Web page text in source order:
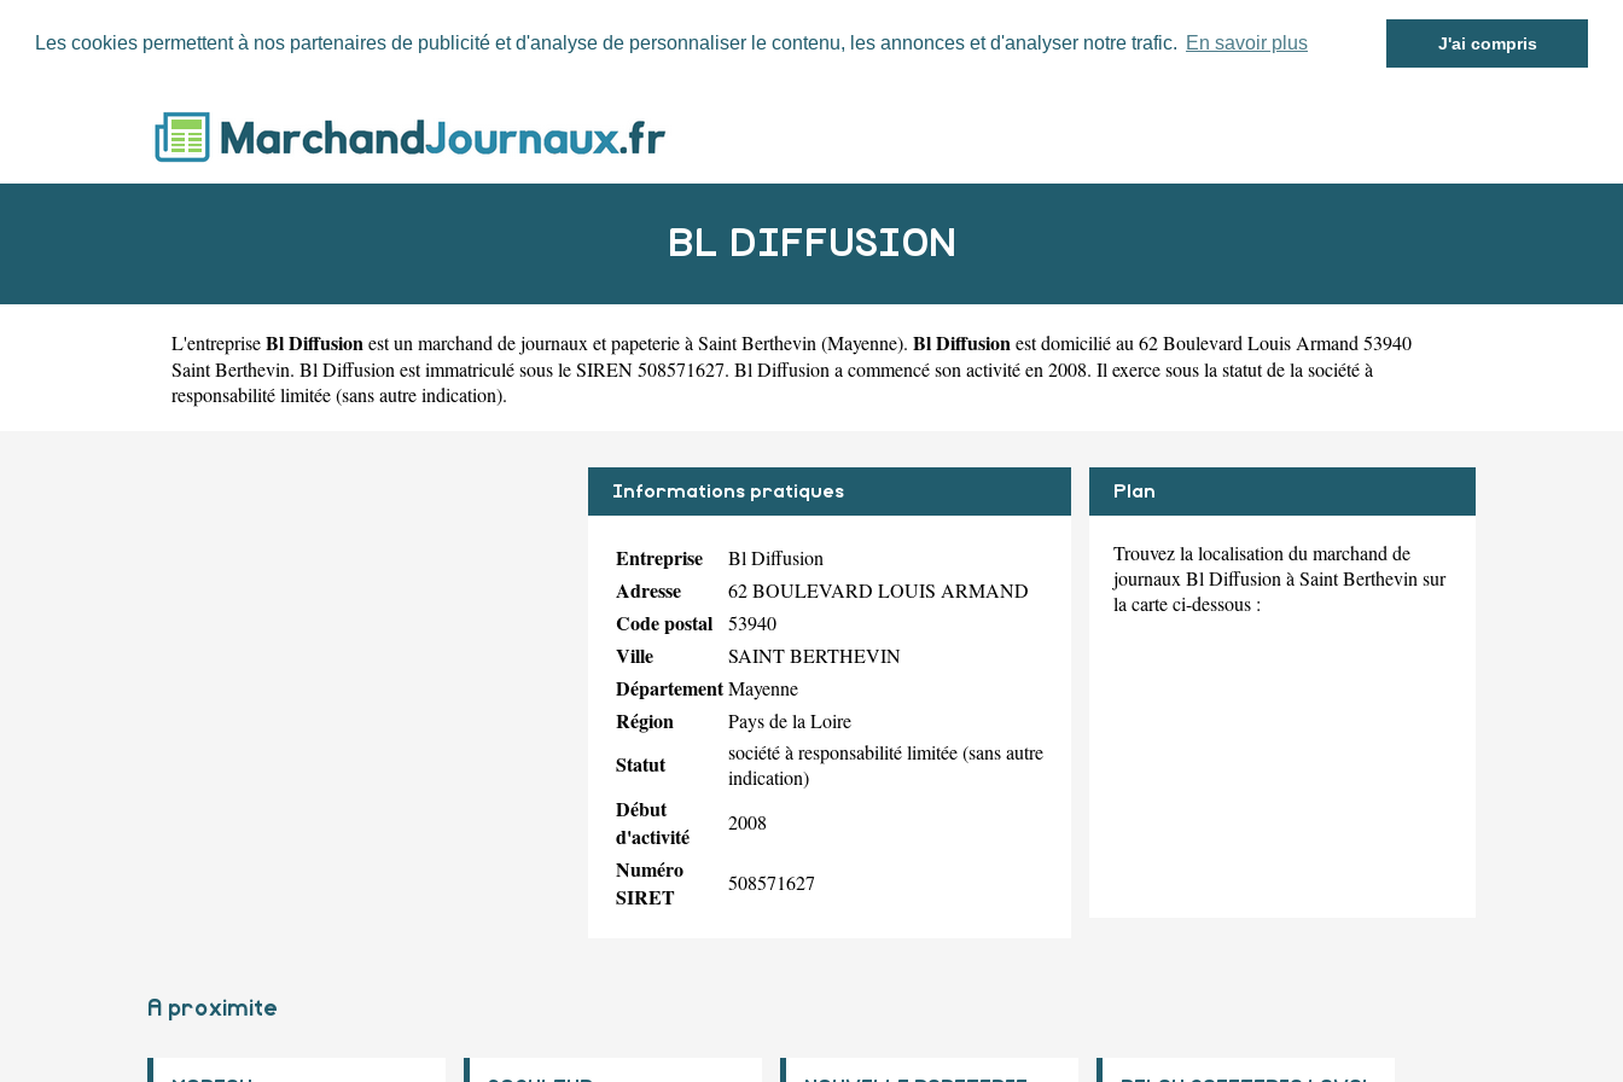
Les cookies permettent à nos partenaires de publicité et d'analyse de personnaliser le contenu, les annonces et d'analyser notre trafic. En savoir plus J'ai compris
BL DIFFUSION
L'entrepriseBl Diffusion est un marchand de journaux et papeterie à Saint Berthevin (Mayenne). Bl Diffusion est domicilié au 62 Boulevard Louis Armand 53940
Saint Berthevin. Bl Diffusion est immatriculé sous le SIREN 508571627. Bl Diffusion a commencé son activité en 2008. Il exerce sous la statut de la société à
responsabilité limitée (sans autre indication).
Informations pratiques
Entreprise Bl Diffusion
Adresse 62 BOULEVARD LOUIS ARMAND
Code postal 53940
Ville SAINT BERTHEVIN
DépartementMayenne
Région Pays de la Loire
Statut
société à responsabilité limitée (sans autre
indication)
Début
d'activité
2008
Numéro
SIRET
508571627
Plan
Trouvez la localisation du marchand de
journaux Bl Diffusion à Saint Berthevin sur
la carte ci-dessous :
A proximite